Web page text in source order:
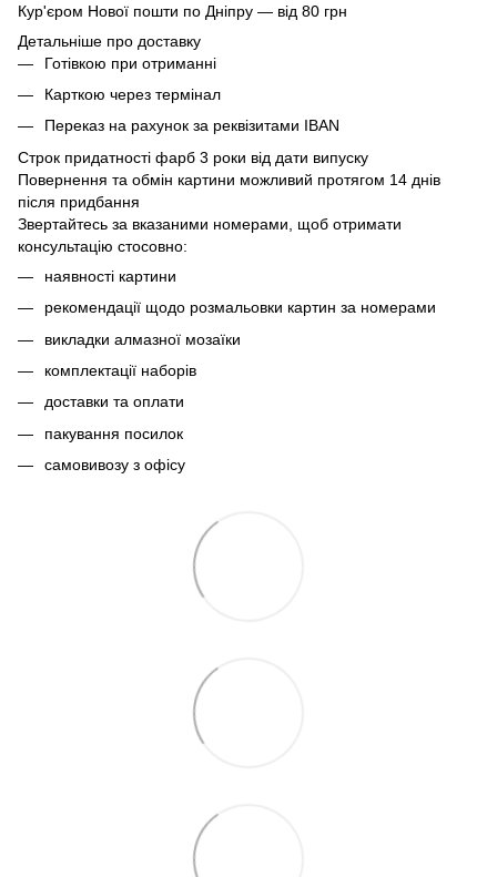
Кур'єром Нової пошти по Дніпру — від 80 грн
Детальніше про доставку
Готівкою при отриманні
Карткою через термінал
Переказ на рахунок за реквізитами IBAN
Строк придатності фарб 3 роки від дати випуску
Повернення та обмін картини можливий протягом 14 днів
після придбання
Звертайтесь за вказаними номерами, щоб отримати
консультацію стосовно:
наявності картини
рекомендації щодо розмальовки картин за номерами
викладки алмазної мозаїки
комплектації наборів
доставки та оплати
пакування посилок
самовивозу з офісу